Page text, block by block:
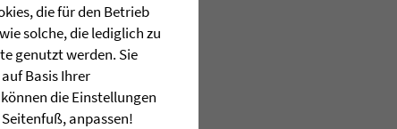
die für den Betrieb
solche, die lediglich zu
genutzt werden. Sie
Basis Ihrer
die Einstellungen
anpassen!